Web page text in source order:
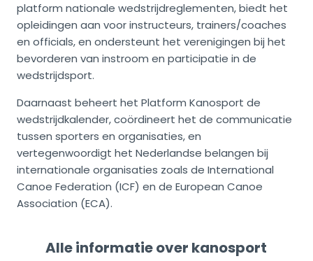
platform nationale wedstrijdreglementen, biedt het
opleidingen aan voor instructeurs, trainers/coaches
en officials, en ondersteunt het verenigingen bij het
bevorderen van instroom en participatie in de
wedstrijdsport. ​
Daarnaast beheert het Platform Kanosport de
wedstrijdkalender, coördineert het de communicatie
tussen sporters en organisaties, en
vertegenwoordigt het Nederlandse belangen bij
internationale organisaties zoals de International
Canoe Federation (ICF) en de European Canoe
Association (ECA). ​
Alle informatie over kanosport